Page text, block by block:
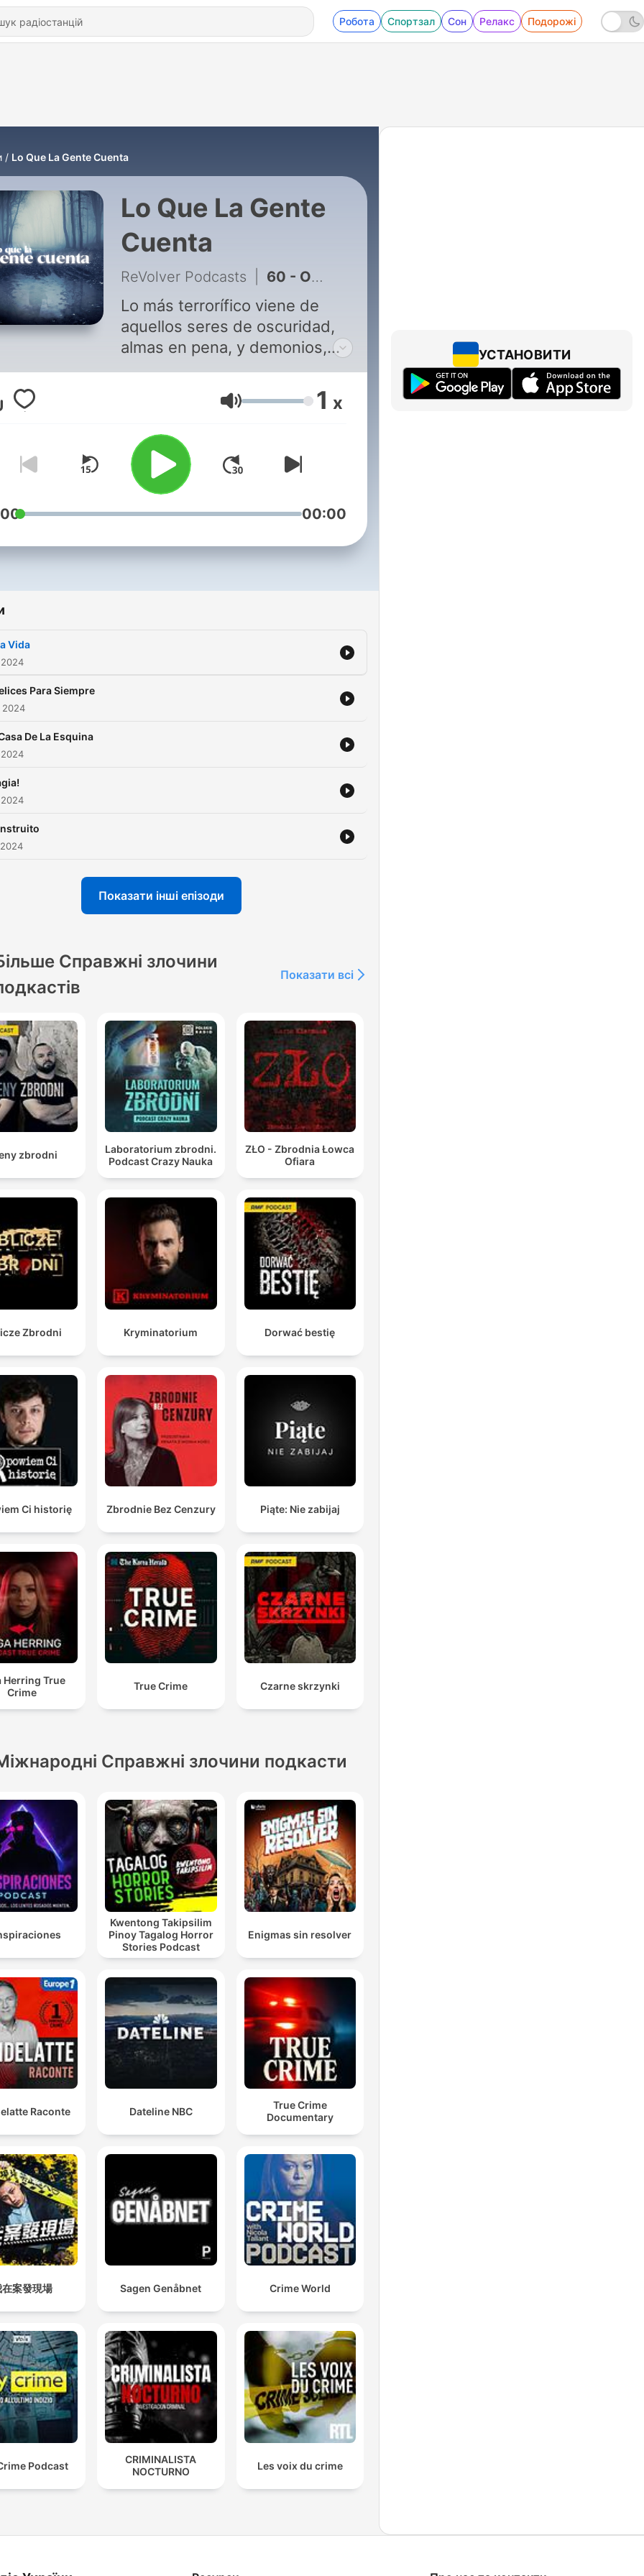
Робота Спортзал Сон Релакс Подорожі
Lo Que La Gente Cuenta
Lo Que La Gente
Cuenta
ReVolver Podcasts 60 - Otra Vida
Lo más terrorífico viene de
aquellos seres de oscuridad,
almas en pena, y demonios,
mira los capítulos que ¡te
dejarán helado!
Гучність 1 x
00:00
Vida
Para Siempre
2024
De La Esquina
Показати інші епізоди
Справжні злочини
Показати всі
zbrodni
Laboratorium zbrodni.
Podcast Crazy Nauka
ZŁO - Zbrodnia Łowca
Ofiara
Zbrodni Kryminatorium Dorwać bestię
Ci historię Zbrodnie Bez Cenzury Piąte: Nie zabijaj
Herring True
Crime
True Crime Czarne skrzynki
Справжні злочини подкасти
Kwentong Takipsilim
Pinoy Tagalog Horror
Stories Podcast
Enigmas sin resolver
Raconte Dateline NBC
True Crime
Documentary
案發現場 Sagen Genåbnet Crime World
Podcast
CRIMINALISTA
NOCTURNO
Les voix du crime
УСТАНОВИТИ